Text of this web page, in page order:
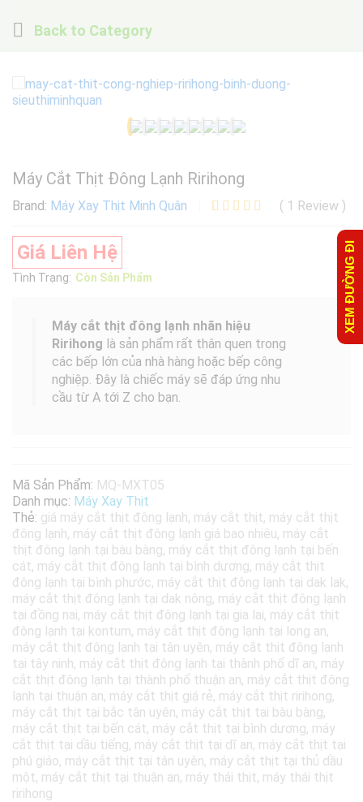
Back to Category
Máy Cắt Thịt Đông Lạnh Ririhong
Brand: Máy Xay Thịt Minh Quân ( 1 Review )
Giá Liên Hệ
Tình Trạng: Còn Sản Phẩm
Máy cắt thịt đông lạnh nhãn hiệu
Ririhong là sản phẩm rất thân quen trong
các bếp lớn của nhà hàng hoặc bếp công
nghiệp. Đây là chiếc máy sẽ đáp ứng nhu
cầu từ A tới Z cho bạn.
Mã Sản Phẩm: MQ-MXT05
Danh mục: Máy Xay Thịt
Thẻ: giá máy cắt thịt đông lạnh, máy cắt thịt, máy cắt thịt
đông lạnh, máy cắt thịt đông lạnh giá bao nhiêu, máy cắt
thịt đông lạnh tại bàu bàng, máy cắt thịt đông lạnh tại bến
cát, máy cắt thịt đông lạnh tại bình dương, máy cắt thịt
đông lạnh tại bình phước, máy cắt thịt đông lạnh tại dak lak,
máy cắt thịt đông lạnh tại dak nông, máy cắt thịt đông lạnh
tại đồng nai, máy cắt thịt đông lạnh tại gia lai, máy cắt thịt
đông lạnh tại kontum, máy cắt thịt đông lạnh tại long an,
máy cắt thịt đông lạnh tại tân uyên, máy cắt thịt đông lạnh
tại tây ninh, máy cắt thịt đông lạnh tại thành phố dĩ an, máy
cắt thịt đông lạnh tại thành phố thuận an, máy cắt thịt đông
lạnh tại thuận an, máy cắt thịt giá rẻ, máy cắt thịt ririhong,
máy cắt thịt tại bắc tân uyên, máy cắt thịt tại bàu bàng,
máy cắt thịt tại bến cát, máy cắt thịt tại bình dương, máy
cắt thịt tại dầu tiếng, máy cắt thịt tại dĩ an, máy cắt thịt tại
phú giáo, máy cắt thịt tại tân uyên, máy cắt thịt tại thủ dầu
một, máy cắt thịt tại thuận an, máy thái thịt, máy thái thịt
ririhong
XEM ĐƯỜNG ĐI